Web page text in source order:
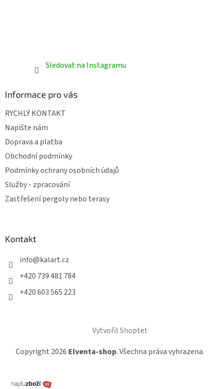
Sledovat na Instagramu
Informace pro vás
RYCHLÝ KONTAKT
Napište nám
Doprava a platba
Obchodní podmínky
Podmínky ochrany osobních údajů
Služby - zpracování
Zastřešení pergoly nebo terasy
Kontakt
info@kalart.cz
+420 739 481 784
+420 603 565 223
Vytvořil Shoptet
Copyright 2026 Elventa-shop. Všechna práva vyhrazena.